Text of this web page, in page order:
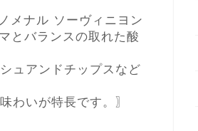
メナル ソーヴィニヨン
とバランスの取れた酸
ュアンドチップスなど
わいが特長です。〗